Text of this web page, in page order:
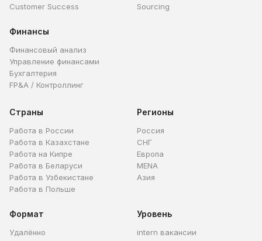
Customer Success
Sourcing
Финансы
Финансовый анализ
Управление финансами
Бухгалтерия
FP&A / Контроллинг
Страны
Работа в России
Работа в Казахстане
Работа на Кипре
Работа в Беларуси
Работа в Узбекистане
Работа в Польше
Регионы
Россия
СНГ
Европа
MENA
Азия
Формат
Удалённо
Уровень
intern вакансии